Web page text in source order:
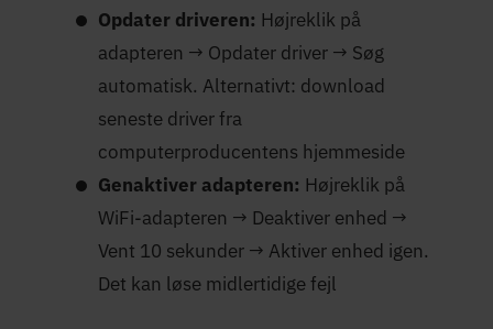
Opdater driveren: Højreklik på
adapteren → Opdater driver → Søg
automatisk. Alternativt: download
seneste driver fra
computerproducentens hjemmeside
Genaktiver adapteren: Højreklik på
WiFi-adapteren → Deaktiver enhed →
Vent 10 sekunder → Aktiver enhed igen.
Det kan løse midlertidige fejl